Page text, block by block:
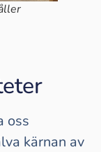
oss
kärnan av